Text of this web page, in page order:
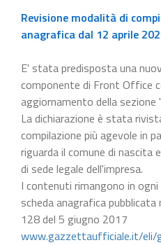
Revisione modalità di
anagrafica dal 12 aprile
E' stata predisposta una
componente di Front Office
aggiornamento della sezione
La dichiarazione è stata
compilazione più agevole in
riguarda il comune di nascita
di sede legale dell'impresa.
I contenuti rimangono in
scheda anagrafica
128 del 5 giugno 2017
www.gazzettaufficiale.it/